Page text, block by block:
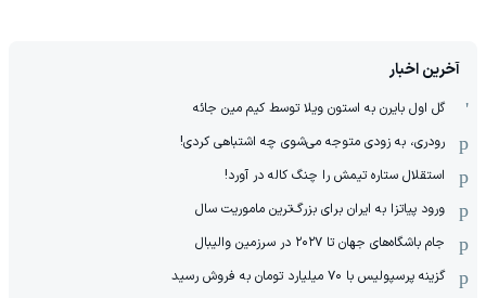
آخرین اخبار
گل اول بایرن به استون ویلا توسط کیم مین جائه
رودری، به زودی متوجه می‌شوی چه اشتباهی کردی!
استقلال ستاره تیمش را چنگ کاله در آورد!
ورود پیاتزا به ایران برای بزرگ‌ترین ماموریت سال
جام باشگاه‌های جهان تا ۲۰۲۷ در سرزمین والیبال
گزینه پرسپولیس با ۷۰ میلیارد تومان به فروش رسید